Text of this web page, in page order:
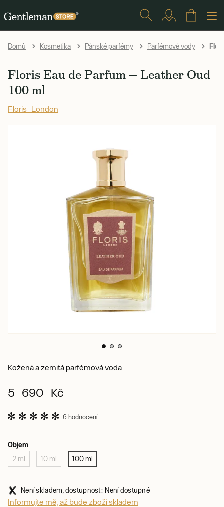
Domů Kosmetika Pánské parfémy Parfémové vody
Floris Eau de Parfum — Leather Oud
100 ml
Floris London
Kožená a zemitá parfémová voda
5 690 Kč
6 hodnocení
Objem
2 ml 10 ml 100 ml
Není skladem, dostupnost: Není dostupné
Informujte mě, až bude zboží skladem